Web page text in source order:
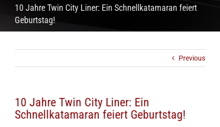
10 Jahre Twin City Liner: Ein Schnellkatamaran feiert
Geburtstag!
Previous
10 Jahre Twin City Liner: Ein
Schnellkatamaran feiert Geburtstag!